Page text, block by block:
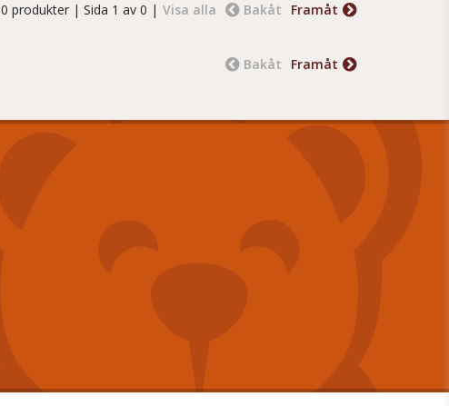
Framåt
Bakåt
Visa alla
0 produkter | Sida 1 av 0 |
Framåt
Bakåt